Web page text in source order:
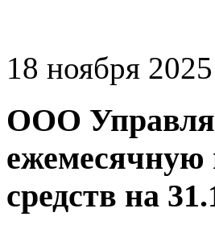
18 ноября 2025
ООО
ежемесячную
средств на